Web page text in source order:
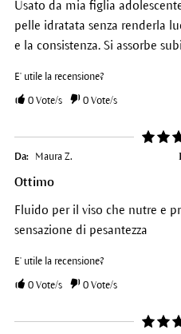
Usato da mia figlia
pelle idratata senza renderla
e la consistenza. Si assorbe
E' utile la recensione?
0Vote/s 0Vote/s
Da: Maura Z.
Ottimo
Fluido per il viso che nutre e
sensazione di pesantezza
E' utile la recensione?
0Vote/s 0Vote/s